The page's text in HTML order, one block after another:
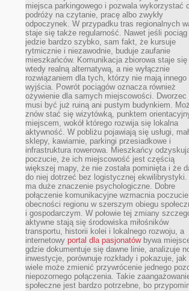
miejsca parkingowego i pozwala wykorzystać
podróży na czytanie, pracę albo zwykły
odpoczynek. W przypadku tras regionalnych
staje się także regularność. Nawet jeśli pociąg
jedzie bardzo szybko, sam fakt, że kursuje
rytmicznie i niezawodnie, buduje zaufanie
mieszkańców. Komunikacja zbiorowa staje się
wtedy realną alternatywą, a nie wyłącznie
rozwiązaniem dla tych, którzy nie mają innego
wyjścia. Powrót pociągów oznacza również
ożywienie dla samych miejscowości. Dworzec
musi być już ruiną ani pustym budynkiem.
znów stać się wizytówką, punktem
miejscem, wokół którego rozwija się lokalna
aktywność. W pobliżu pojawiają się usługi,
sklepy, kawiarnie, parkingi przesiadkowe i
infrastruktura rowerowa. Mieszkańcy
poczucie, że ich miejscowość jest częścią
większej mapy, że nie została pominięta i że
do niej dotrzeć bez logistycznej ekwilibrystyki.
ma duże znaczenie psychologiczne. Dobre
połączenie komunikacyjne wzmacnia poczucie
obecności regionu w szerszym obiegu
i gospodarczym. W połowie tej zmiany
aktywne stają się środowiska miłośników
transportu, historii kolei i lokalnego rozwoju, a
internetowy portal dla pasjonatówbywa
gdzie dokumentuje się dawne linie, analizuje
inwestycje, porównuje rozkłady i pokazuje, jak
wiele może zmienić przywrócenie jednego
niepozornego połączenia. Takie
społeczne jest bardzo potrzebne, bo